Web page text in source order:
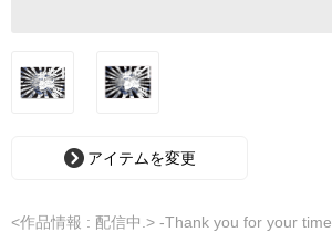
アイテムを変更
<作品情報 : 配信中.> -Thank you for your time.